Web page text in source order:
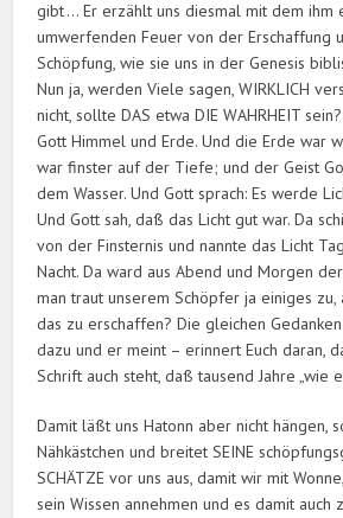
gibt … Er erzählt uns diesmal mit dem ihm
umwerfenden Feuer von der Erschaffung
Schöpfung, wie sie uns in der ­Genesis
Nun ja, werden Viele sagen, WIRKLICH
nicht, sollte DAS etwa DIE WAHRHEIT
Gott Himmel und Erde. Und die Erde war
war finster auf der Tiefe; und der Geist
dem Wasser. Und Gott sprach: Es werde
Und Gott sah, daß das Licht gut war. Da
von der Finsternis und nannte das Licht
Nacht. Da ward aus Abend und Morgen
man traut ­unserem Schöpfer ja einiges zu,
das zu erschaffen? Die gleichen
dazu und er meint – erinnert Euch daran,
Schrift auch steht, daß tausend Jahre „wie
Damit läßt uns Hatonn aber nicht hängen,
Nähkästchen und breitet SEINE
SCHÄTZE vor uns aus, damit wir mit
sein Wissen annehmen und es damit auch